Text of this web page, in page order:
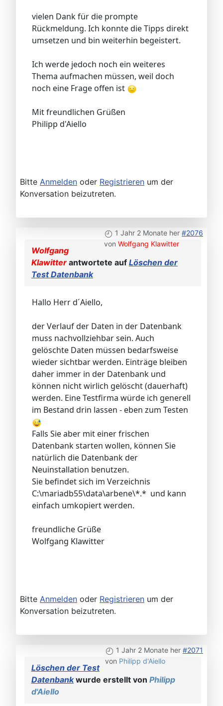
vielen Dank für die prompte
Rückmeldung. Ich konnte die Tipps direkt
umsetzen und bin weiterhin begeistert.
Ich werde jedoch noch ein weiteres
Thema aufmachen müssen, weil doch
noch eine Frage offen ist
Mit freundlichen Grüßen
Philipp d'Aiello
Bitte Anmelden oder Registrieren um der
Konversation beizutreten.
1 Jahr 2 Monate her #2076
von Wolfgang Klawitter
Wolfgang
Klawitter antwortete auf Löschen der
Test Datenbank
Hallo Herr d´Aiello,
der Verlauf der Daten in der Datenbank
muss nachvollziehbar sein. Auch
gelöschte Daten müssen bedarfsweise
wieder sichtbar werden. Einträge bleiben
daher immer in der Datenbank und
können nicht wirlich gelöscht (dauerhaft)
werden. Eine Testfirma würde ich generell
im Bestand drin lassen - eben zum Testen
Falls Sie aber mit einer frischen
Datenbank starten wollen, können Sie
natürlich die Datenbank der
Neuinstallation benutzen.
Sie befindet sich im Verzeichnis
C:\mariadb55\data\arbene\*.* und kann
einfach umkopiert werden.
freundliche Grüße
Wolfgang Klawitter
Bitte Anmelden oder Registrieren um der
Konversation beizutreten.
1 Jahr 2 Monate her #2071
von Philipp d'Aiello
Löschen der Test
Datenbankwurde erstellt von Philipp
d'Aiello